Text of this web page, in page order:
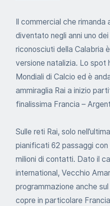
Il commercial che
diventato negli anni uno
riconosciuti della Calabria
versione natalizia. Lo spot
Mondiali di Calcio ed è
ammiraglia Rai a inizio
finalissima Francia –
Sulle reti Rai, solo
pianificati 62 passaggi con
milioni di contatti. Dato il
international, Vecchio
programmazione anche
copre in particolare